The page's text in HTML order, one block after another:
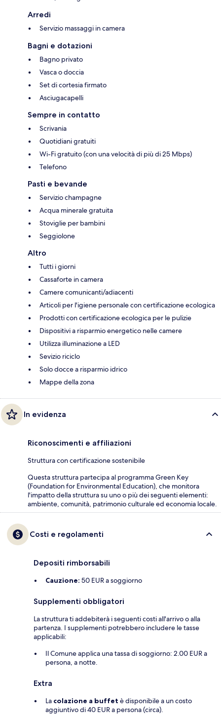
Arredi
Servizio massaggi in camera
Bagni e dotazioni
Bagno privato
Vasca o doccia
Set di cortesia firmato
Asciugacapelli
Sempre in contatto
Scrivania
Quotidiani gratuiti
Wi-Fi gratuito (con una velocità di più di 25 Mbps)
Telefono
Pasti e bevande
Servizio champagne
Acqua minerale gratuita
Stoviglie per bambini
Seggiolone
Altro
Tutti i giorni
Cassaforte in camera
Camere comunicanti/adiacenti
Articoli per l'igiene personale con certificazione ecologica
Prodotti con certificazione ecologica per le pulizie
Dispositivi a risparmio energetico nelle camere
Utilizza illuminazione a LED
Sevizio riciclo
Solo docce a risparmio idrico
Mappe della zona
In evidenza
Riconoscimenti e affiliazioni
Struttura con certificazione sostenibile
Questa struttura partecipa al programma Green Key
(Foundation for Environmental Education), che monitora
l'impatto della struttura su uno o più dei seguenti elementi:
ambiente, comunità, patrimonio culturale ed economia locale.
Costi e regolamenti
Depositi rimborsabili
Cauzione: 50 EUR a soggiorno
Supplementi obbligatori
La struttura ti addebiterà i seguenti costi all'arrivo o alla
partenza. I supplementi potrebbero includere le tasse
applicabili:
Il Comune applica una tassa di soggiorno: 2.00 EUR a
persona, a notte.
Extra
La colazione a buffet è disponibile a un costo
aggiuntivo di 40 EUR a persona (circa).